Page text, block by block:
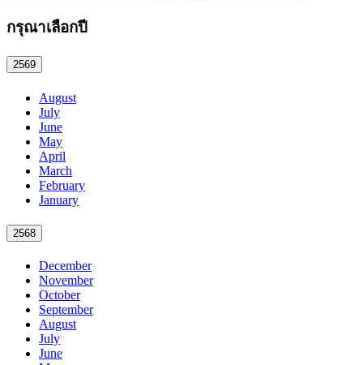
กรุณาเลือกปี
2569
August
July
June
May
April
March
February
January
2568
December
November
October
September
August
July
June